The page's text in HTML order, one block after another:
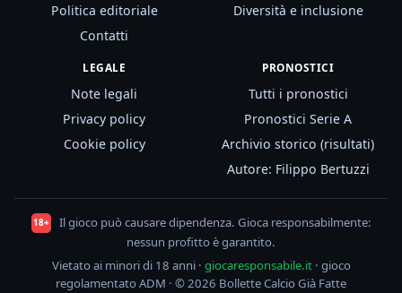
Politica editoriale
Contatti
Diversità e inclusione
LEGALE
Note legali
Privacy policy
Cookie policy
PRONOSTICI
Tutti i pronostici
Pronostici Serie A
Archivio storico (risultati)
Autore: Filippo Bertuzzi
18+
Il gioco può causare dipendenza. Gioca responsabilmente:
nessun profitto è garantito.
Vietato ai minori di 18 anni · giocaresponsabile.it· gioco
regolamentato ADM · © 2026 Bollette Calcio Già Fatte